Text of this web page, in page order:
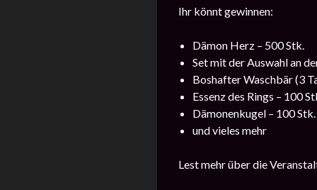
Ihr könnt gewinnen:
Dämon Herz – 500 Stk.
Set mit der Auswahl an
Boshafter Waschbär (3
Essenz des Rings – 100
Dämonenkugel – 100 Stk.
und vieles mehr
Lest mehr über die